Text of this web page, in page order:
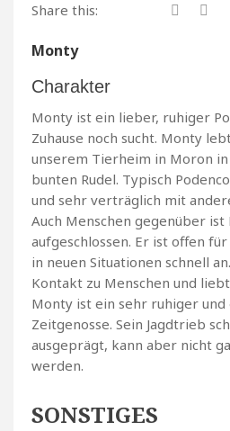
Share this:
Monty
Charakter
Monty ist ein lieber, ruhiger
Zuhause noch sucht. Monty
unserem Tierheim in Moron
bunten Rudel. Typisch
und sehr verträglich mit
Auch Menschen gegenüber
aufgeschlossen. Er ist offen
in neuen Situationen schnell
Kontakt zu Menschen und
Monty ist ein sehr ruhiger
Zeitgenosse. Sein Jagdtrieb
ausgeprägt, kann aber nicht
werden.
SONSTIGES